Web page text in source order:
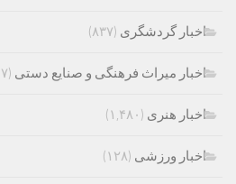
اخبار گردشگری (۸۳۷)
اخبار میراث فرهنگی و صنایع دستی (۱,۴۱۷)
اخبار هنری (۱,۴۸۰)
اخبار ورزشی (۱۲۸)